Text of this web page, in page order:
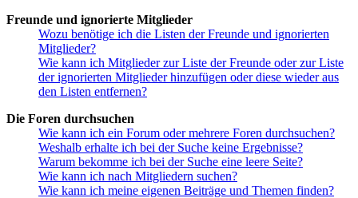
Freunde und ignorierte Mitglieder
Wozu benötige ich die Listen der Freunde und ignorierten
Mitglieder?
Wie kann ich Mitglieder zur Liste der Freunde oder zur Liste
der ignorierten Mitglieder hinzufügen oder diese wieder aus
den Listen entfernen?
Die Foren durchsuchen
Wie kann ich ein Forum oder mehrere Foren durchsuchen?
Weshalb erhalte ich bei der Suche keine Ergebnisse?
Warum bekomme ich bei der Suche eine leere Seite?
Wie kann ich nach Mitgliedern suchen?
Wie kann ich meine eigenen Beiträge und Themen finden?